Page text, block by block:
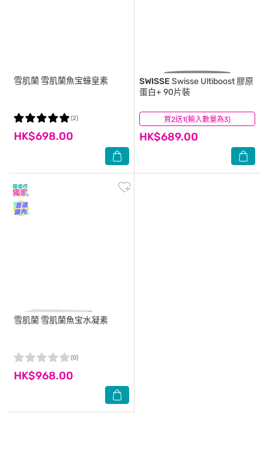
雪肌蘭 雪肌蘭魚宝蠔皇素
HK$698.00
(2) 買2送1(輸入數量為3)
SWISSE Swisse Ultiboost 膠原
蛋白+ 90片裝
HK$689.00
(1)
雪肌蘭 雪肌蘭魚宝水凝素
HK$968.00
(0)